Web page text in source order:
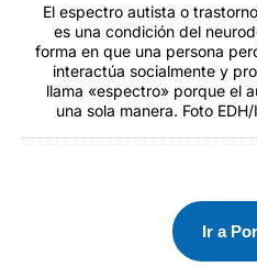
El espectro autista o
es una condición del
forma en que una persona
interactúa socialmente y
llama «espectro» porque el
una sola manera. Foto
Ir a